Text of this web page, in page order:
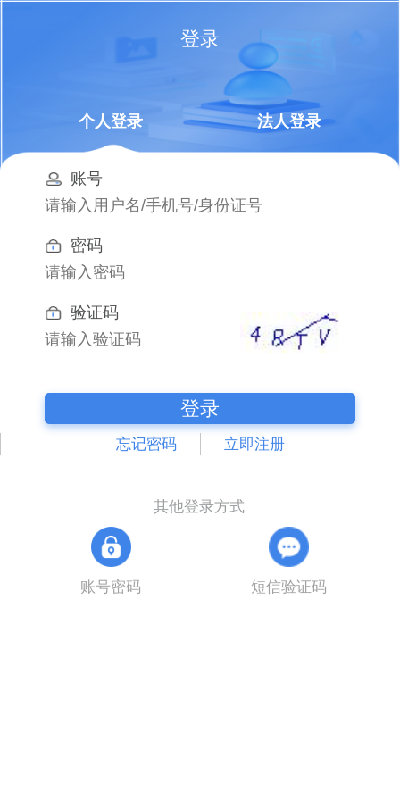
登录
个人登录 法人登录
账号
密码
验证码
登录
忘记密码 立即注册
其他登录方式
账号密码 短信验证码